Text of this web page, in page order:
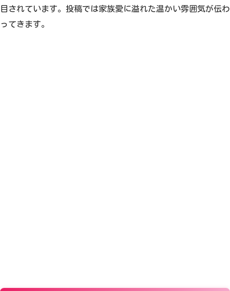
目されています。投稿では家族愛に溢れた温かい雰囲気が伝わ
ってきます。